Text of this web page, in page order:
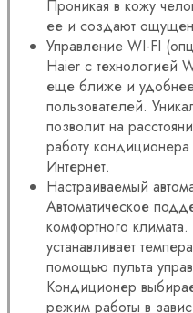
Проникая в кожу
ее и создают
Управление WI-FI
Haier с технологией
еще ближе и
пользователей.
позволит на
работу
Интернет.
Настраиваемый
Автоматическое
комфортного
устанавливает
помощью пульта
Кондиционер
режим работы в